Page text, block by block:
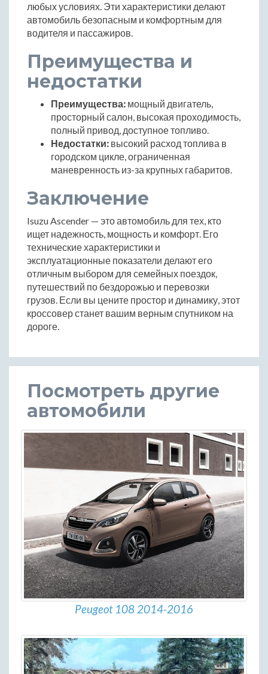
любых условиях. Эти характеристики делают
автомобиль безопасным и комфортным для
водителя и пассажиров.
Преимущества и
недостатки
Преимущества: мощный двигатель,
просторный салон, высокая проходимость,
полный привод, доступное топливо.
Недостатки: высокий расход топлива в
городском цикле, ограниченная
маневренность из-за крупных габаритов.
Заключение
Isuzu Ascender — это автомобиль для тех, кто
ищет надежность, мощность и комфорт. Его
технические характеристики и
эксплуатационные показатели делают его
отличным выбором для семейных поездок,
путешествий по бездорожью и перевозки
грузов. Если вы цените простор и динамику, этот
кроссовер станет вашим верным спутником на
дороге.
Посмотреть другие
автомобили
Peugeot 108 2014-2016